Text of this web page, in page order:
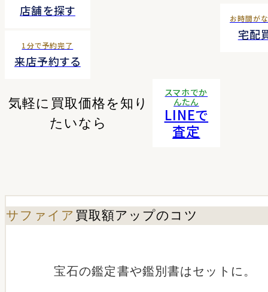
店舗を探す
1分で予約完了
来店予約する
お時間が
宅配
気軽に買取価格を知り
たいなら
スマホでか
んたん
LINEで
査定
サファイア 買取額アップのコツ
宝石の鑑定書や鑑別書はセットに。